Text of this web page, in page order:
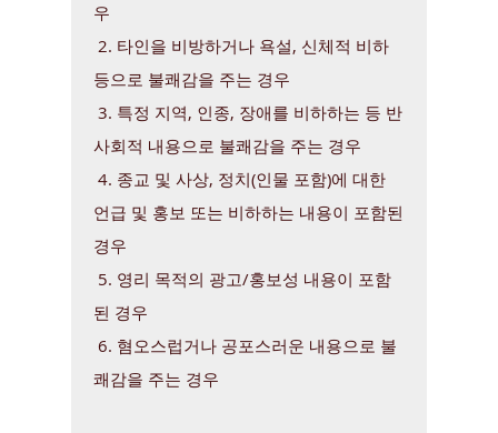
우
2. 타인을 비방하거나 욕설, 신체적 비하
등으로 불쾌감을 주는 경우
3. 특정 지역, 인종, 장애를 비하하는 등 반
사회적 내용으로 불쾌감을 주는 경우
4. 종교 및 사상, 정치(인물 포함)에 대한
언급 및 홍보 또는 비하하는 내용이 포함된
경우
5. 영리 목적의 광고/홍보성 내용이 포함
된 경우
6. 혐오스럽거나 공포스러운 내용으로 불
쾌감을 주는 경우